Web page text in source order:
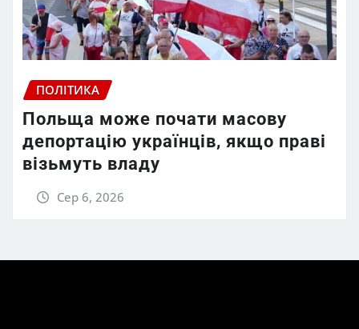
ПОЛІТИКА
Польща може почати масову
депортацію українців, якщо праві
візьмуть владу
Сер 6, 2026